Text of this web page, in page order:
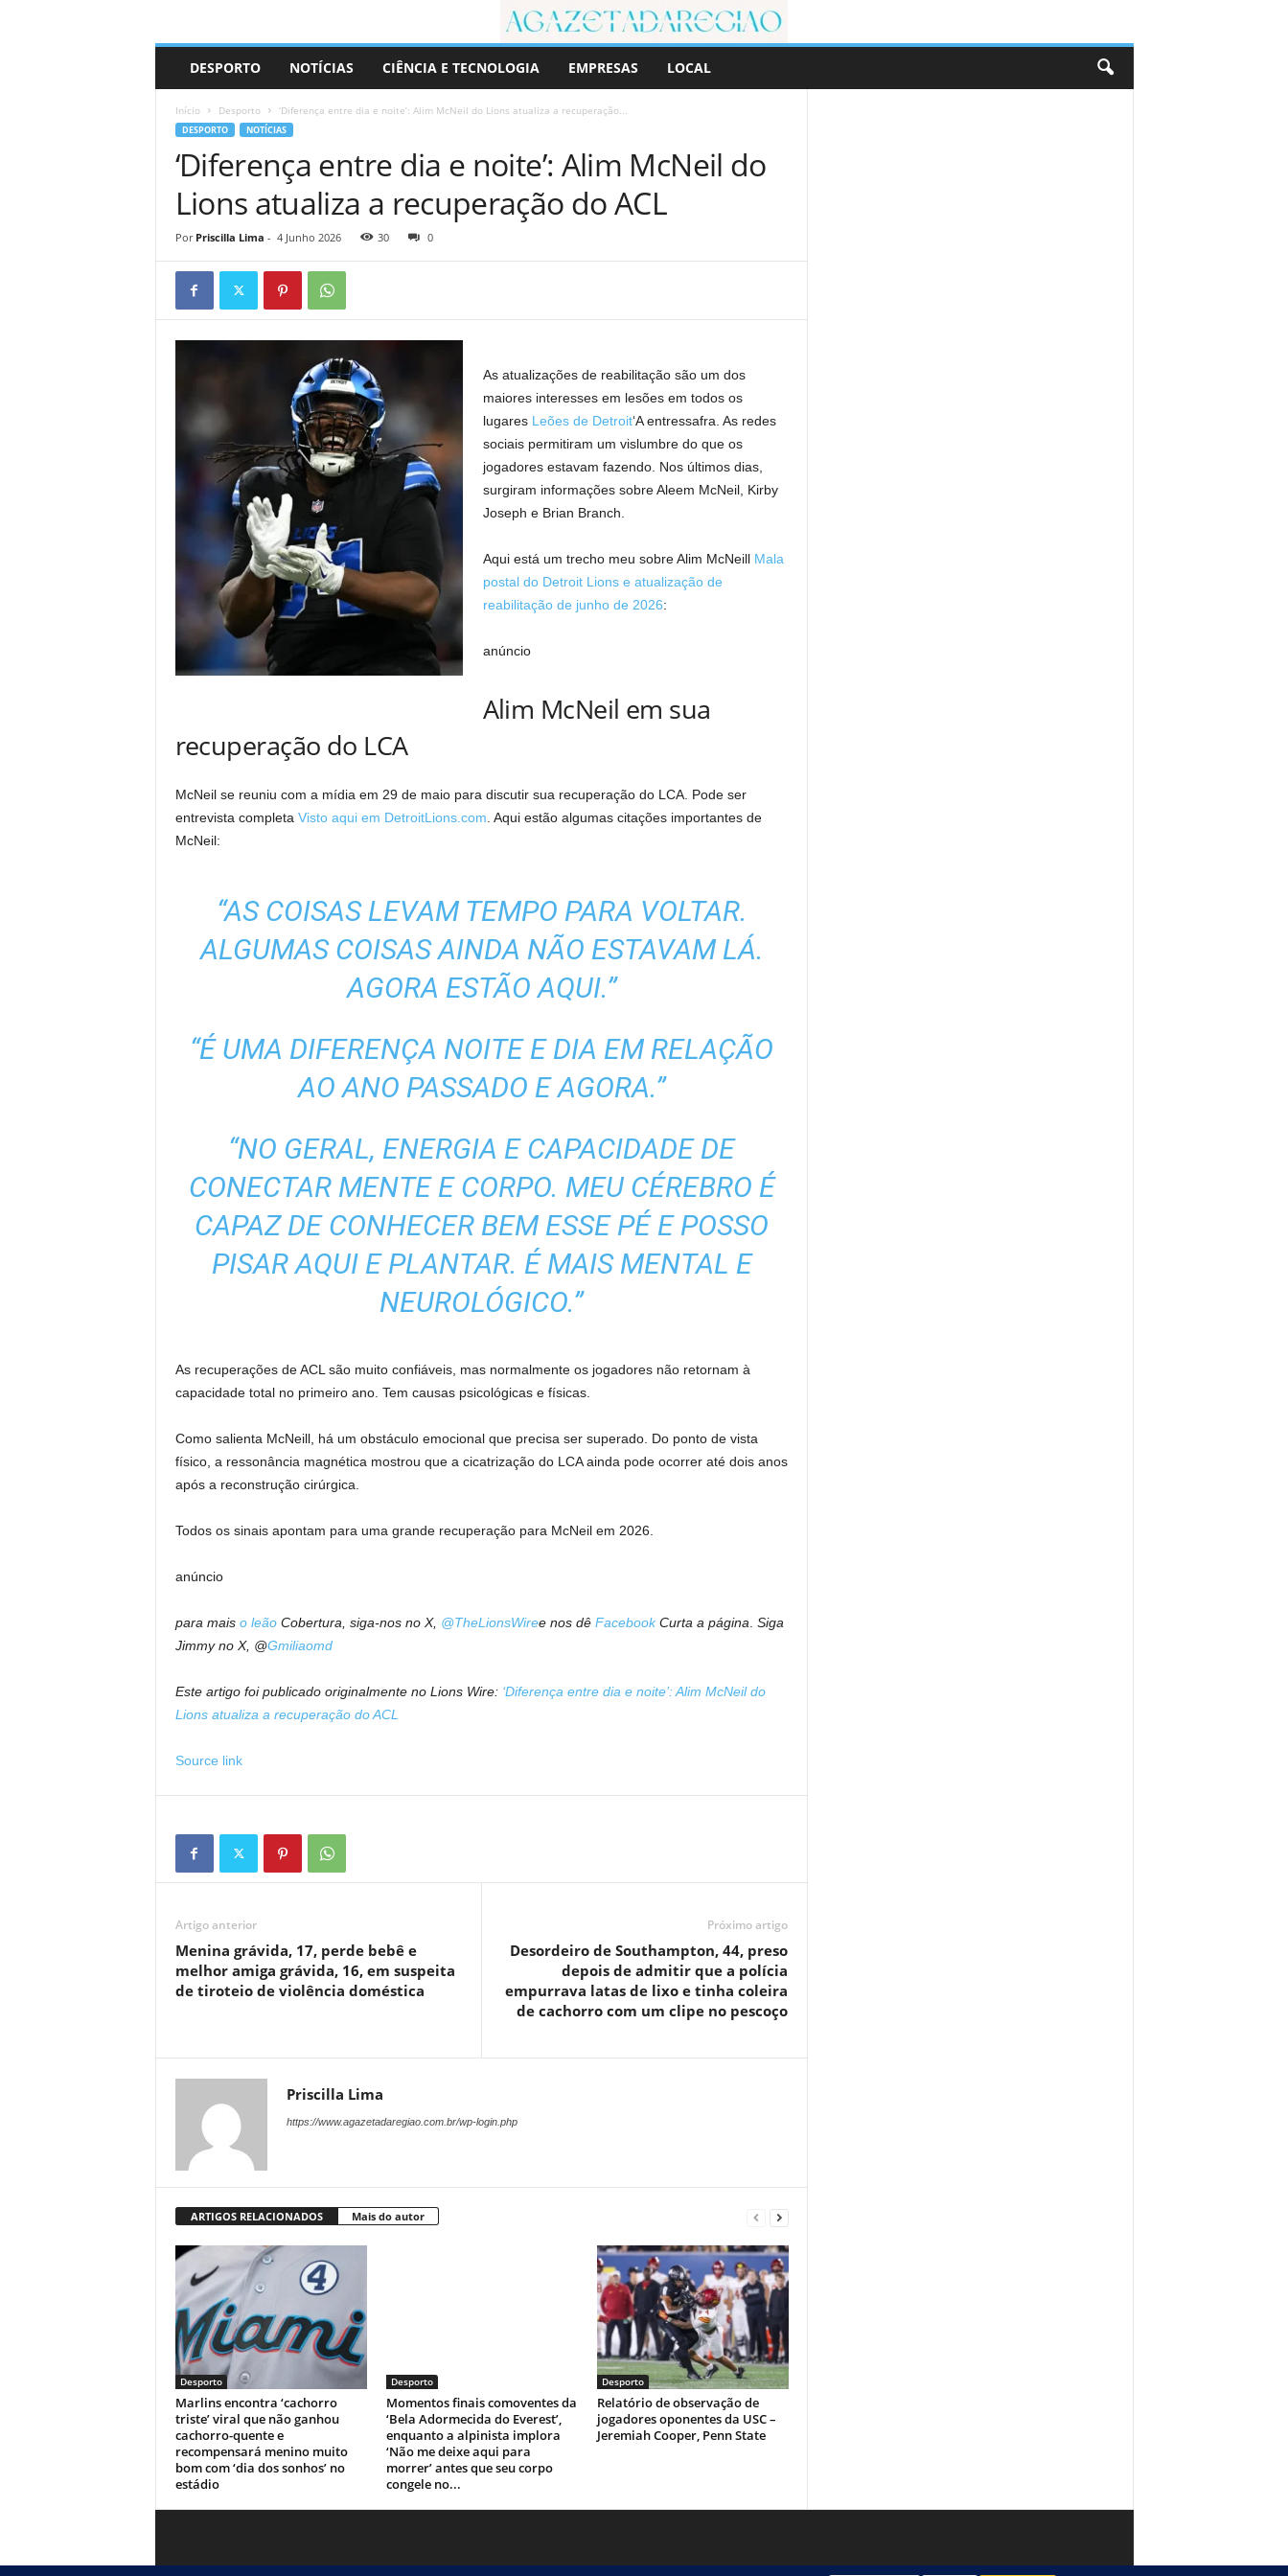
r
DESPORTO NOTÍCIAS CIÊNCIA E TECNOLOGIA EMPRESAS LOCAL
Início Desporto ‘Diferença entre dia e noite’: Alim McNeil do Lions atualiza a recuperação...
DESPORTO NOTÍCIAS
‘Diferença entre dia e noite’: Alim McNeil do
Lions atualiza a recuperação do ACL
Por Priscilla Lima - 4 Junho 2026 30 0
As atualizações de reabilitação são um dos
maiores interesses em lesões em todos os
lugares Leões de Detroit‘A entressafra. As redes
sociais permitiram um vislumbre do que os
jogadores estavam fazendo. Nos últimos dias,
surgiram informações sobre Aleem McNeil, Kirby
Joseph e Brian Branch.
Aqui está um trecho meu sobre Alim McNeill Mala
postal do Detroit Lions e atualização de
reabilitação de junho de 2026:
anúncio
Alim McNeil em sua
recuperação do LCA
McNeil se reuniu com a mídia em 29 de maio para discutir sua recuperação do LCA. Pode ser
entrevista completa Visto aqui em DetroitLions.com . Aqui estão algumas citações importantes de
McNeil:
“AS COISAS LEVAM TEMPO PARA VOLTAR.
ALGUMAS COISAS AINDA NÃO ESTAVAM LÁ.
AGORA ESTÃO AQUI.”
“É UMA DIFERENÇA NOITE E DIA EM RELAÇÃO
AO ANO PASSADO E AGORA.”
“NO GERAL, ENERGIA E CAPACIDADE DE
CONECTAR MENTE E CORPO. MEU CÉREBRO É
CAPAZ DE CONHECER BEM ESSE PÉ E POSSO
PISAR AQUI E PLANTAR. É MAIS MENTAL E
NEUROLÓGICO.”
As recuperações de ACL são muito confiáveis, mas normalmente os jogadores não retornam à
capacidade total no primeiro ano. Tem causas psicológicas e físicas.
Como salienta McNeill, há um obstáculo emocional que precisa ser superado. Do ponto de vista
físico, a ressonância magnética mostrou que a cicatrização do LCA ainda pode ocorrer até dois anos
após a reconstrução cirúrgica.
Todos os sinais apontam para uma grande recuperação para McNeil em 2026.
anúncio
para mais o leãoCobertura, siga-nos no X, @TheLionsWiree nos dê FacebookCurta a página Siga
Jimmy no X, @Gmiliaomd
Este artigo foi publicado originalmente no Lions Wire: ‘Diferença entre dia e noite’: Alim McNeil do
Lions atualiza a recuperação do ACL
Source link
Artigo anterior
Menina grávida, 17, perde bebê e
melhor amiga grávida, 16, em suspeita
de tiroteio de violência doméstica
Próximo artigo
Desordeiro de Southampton, 44, preso
depois de admitir que a polícia
empurrava latas de lixo e tinha coleira
de cachorro com um clipe no pescoço
Priscilla Lima
https://www.agazetadaregiao.com.br/wp-login.php
ARTIGOS RELACIONADOS Mais do autor
Desporto
Marlins encontra ‘cachorro
triste’ viral que não ganhou
cachorro-quente e
recompensará menino muito
bom com ‘dia dos sonhos’ no
estádio
Desporto
Momentos finais comoventes da
‘Bela Adormecida do Everest’,
enquanto a alpinista implora
‘Não me deixe aqui para
morrer’ antes que seu corpo
congele no...
Desporto
Relatório de observação de
jogadores oponentes da USC –
Jeremiah Cooper, Penn State